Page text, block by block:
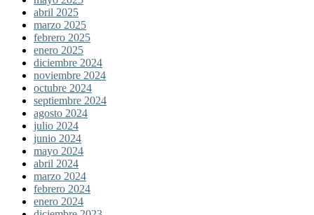
abril 2025
marzo 2025
febrero 2025
enero 2025
diciembre 2024
noviembre 2024
octubre 2024
septiembre 2024
agosto 2024
julio 2024
junio 2024
mayo 2024
abril 2024
marzo 2024
febrero 2024
enero 2024